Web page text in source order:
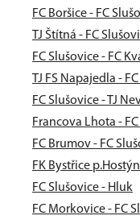
FC Boršice - FC
TJ Štítná - FC
FC Slušovice - FC
TJ FS Napajedla -
FC Slušovice - TJ
Francova Lhota -
FC Brumov - FC
FK Bystřice
FC Slušovice - Hluk
FC Morkovice - FC